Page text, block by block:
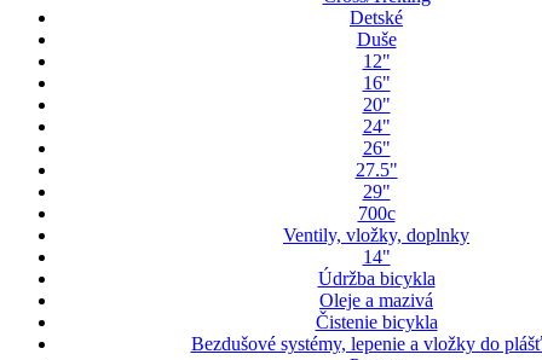
Detské
Duše
12"
16"
20"
24"
26"
27.5"
29"
700c
Ventily, vložky, doplnky
14"
Údržba bicykla
Oleje a mazivá
Čistenie bicykla
Bezdušové systémy, lepenie a vložky do